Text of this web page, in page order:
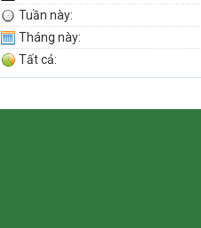
Tuần này:
Tháng này:
Tất cả: